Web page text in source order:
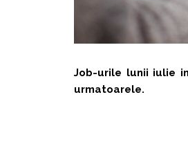
Job-urile lunii iulie
urmatoarele.